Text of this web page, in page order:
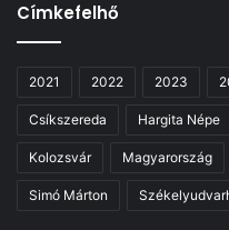
Címkefelhő
2021 2022 2023
Csíkszereda Hargita Népe
Kolozsvár Magyarország
Simó Márton